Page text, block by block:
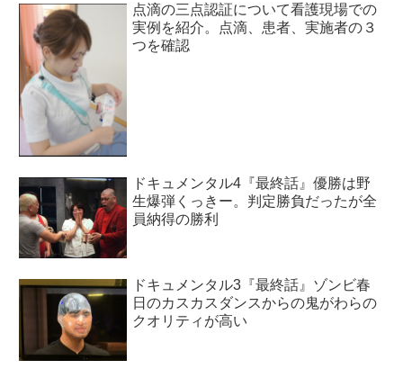
点滴の三点認証について看護現場での
実例を紹介。点滴、患者、実施者の３
つを確認
ドキュメンタル4『最終話』優勝は野
生爆弾くっきー。判定勝負だったが全
員納得の勝利
ドキュメンタル3『最終話』ゾンビ春
日のカスカスダンスからの鬼がわらの
クオリティが高い